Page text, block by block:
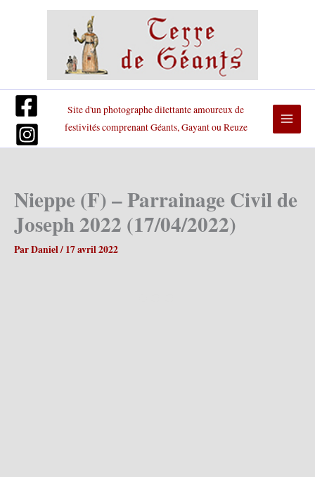
Site d'un photographe dilettante amoureux de
festivités comprenant Géants, Gayant ou Reuze
Nieppe (F) – Parrainage Civil de
Joseph 2022 (17/04/2022)
ParDaniel/ 17 avril 2022